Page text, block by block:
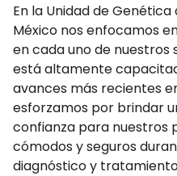
En la Unidad de
México nos enfocamos
en cada uno de nuestros
está altamente
avances más recientes
esforzamos por brindar
confianza para nuestros
cómodos y seguros
diagnóstico y